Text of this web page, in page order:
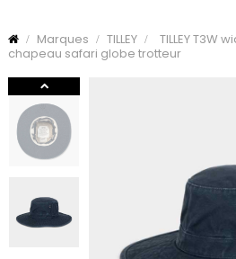
Marques TILLEY
TILLEY T3W
chapeau safari globe trotteur